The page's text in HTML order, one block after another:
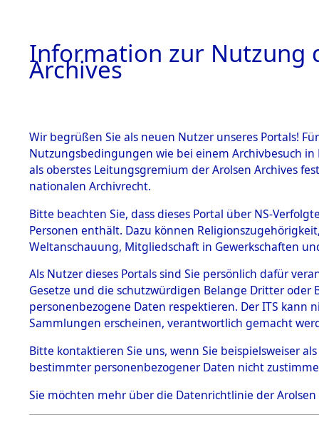
BESTÄNDE
1.
Inhaftierungsdoku
mente
1.2.9 Beim ITS
Effekten
1.2.9.1
Effekten aus
dem KZ
Dachau
1.2.9.2
Effekten aus
dem KZ
Bayerisches
0001
Information zur Nutzung
Archives
Wir begrüßen Sie als neuen Nutzer unseres Portals!
Nutzungsbedingungen wie bei einem Archivbesuch
als oberstes Leitungsgremium der Arolsen Archives
nationalen Archivrecht.
Bitte beachten Sie, dass dieses Portal über NS-
Personen enthält. Dazu können
Weltanschauung, Mitgliedschaft in Gewerkschaften
Als Nutzer dieses Portals sind Sie persönlich dafür
Gesetze und die schutzwürdigen Belange Dritter
personenbezogene Daten respektieren. Der ITS
Sammlungen erscheinen, verantwortlich gemacht
Bitte kontaktieren Sie uns, wenn Sie beispielsweiser
bestimmter personenbezogener Daten nicht
Sie möchten mehr über die Datenrichtlinie der Arolsen